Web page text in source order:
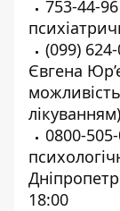
753-44-96
(099)
Євгена
0800-
18:00